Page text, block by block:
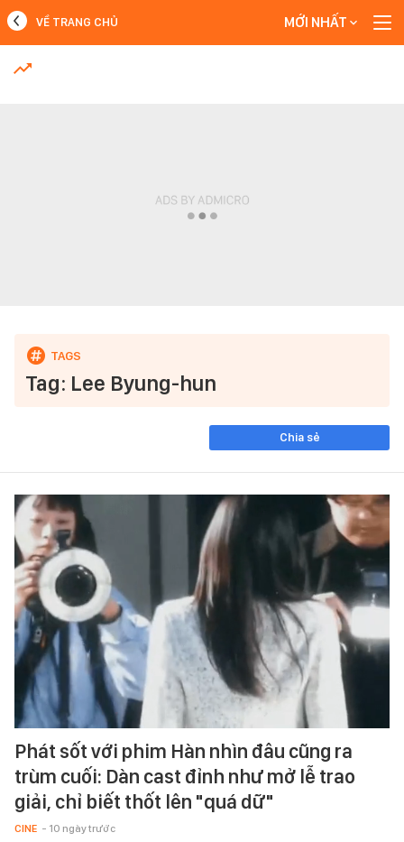
MỚI NHẤT
VỀ TRANG CHỦ MỚI NHẤT
Tag: Lee Byung-hun
Chia sẻ
Phát sốt với phim Hàn nhìn đâu cũng ra
trùm cuối: Dàn cast đỉnh như mở lễ trao
giải, chỉ biết thốt lên "quá dữ"
CINE - 10 ngày trước